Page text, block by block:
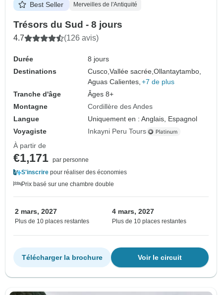
Best Seller Merveilles de l'Antiquité
Trésors du Sud - 8 jours
4.7 (126 avis)
Durée
8 jours
Destinations
Cusco,Vallée sacrée,Ollantaytambo,
Aguas Calientes, +7 de plus
Tranche d'âge
Âges 8+
Montagne
Cordillère des Andes
Langue
Uniquement en : Anglais, Espagnol
Voyagiste
Inkayni Peru Tours
À partir de
€1,171 par personne
S'inscrire pour réaliser des économies
Prix basé sur une chambre double
2 mars, 2027
Plus de 10 places restantes
4 mars, 2027
Plus de 10 places restantes
Voir le circuit
Télécharger la brochure